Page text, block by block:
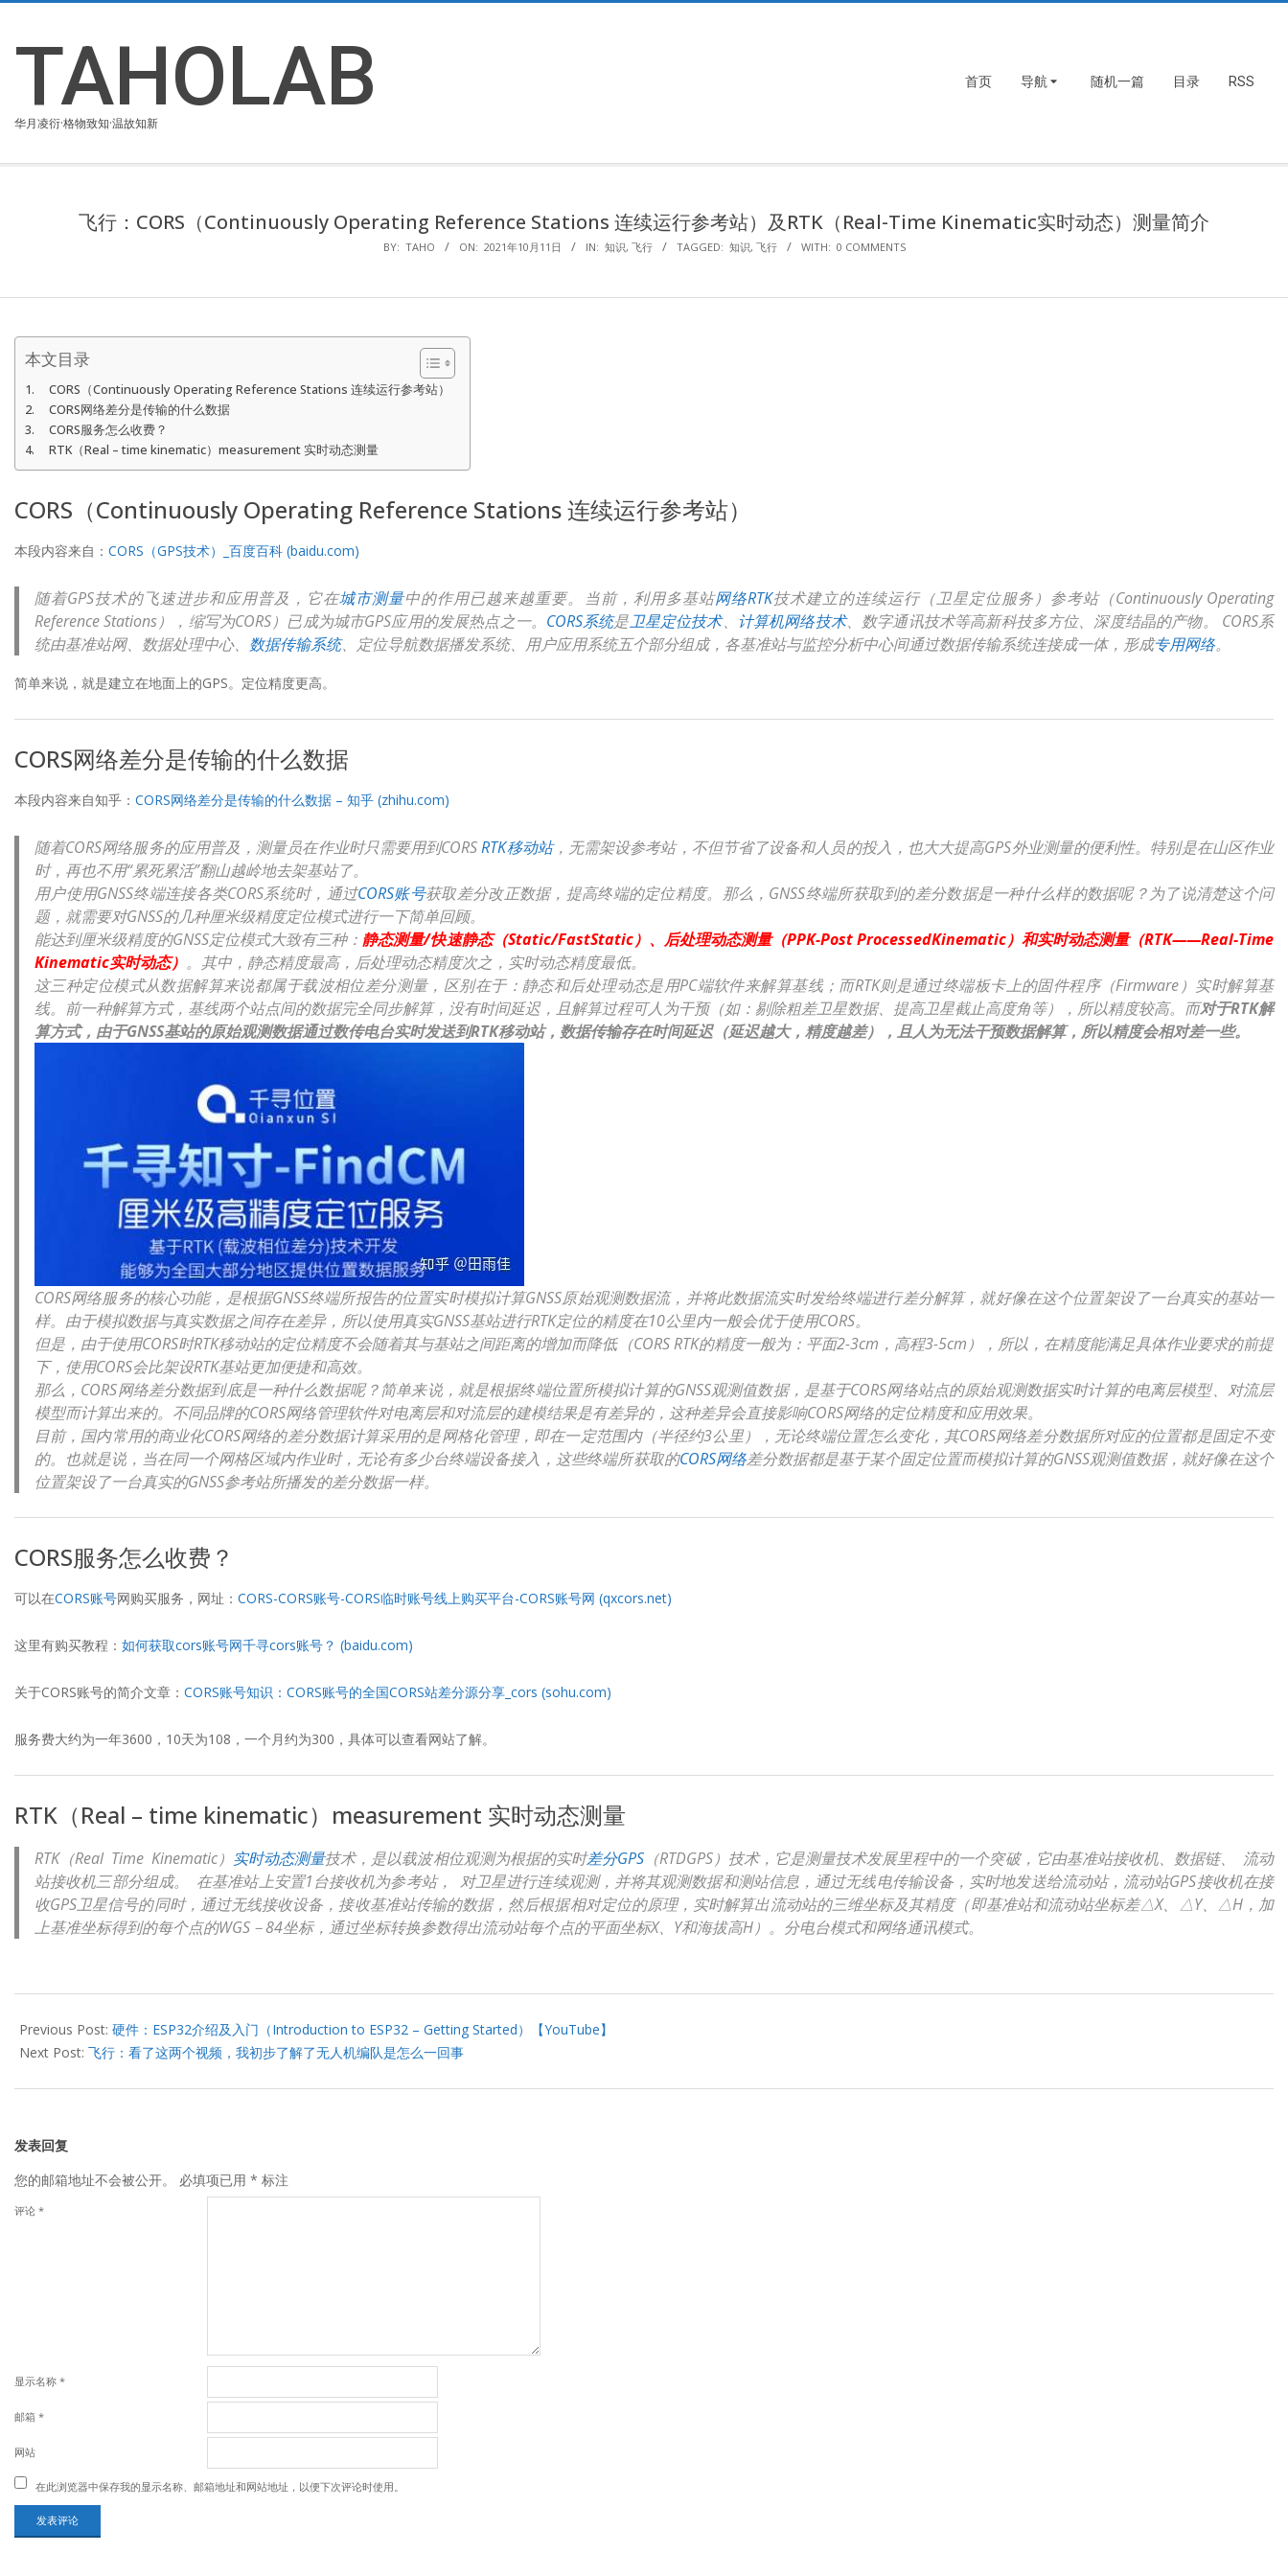
content
TAHOLAB
华月凌衍·格物致知·温故知新
首页 导航 随机一篇 目录 RSS
飞行：CORS（Continuously Operating Reference Stations 连续运行参考站）及RTK（Real-Time Kinematic实时动态）测量简介
BY: TAHO ON: 2021年10月11日 IN: 知识, 飞行 TAGGED: 知识, 飞行 WITH: 0 COMMENTS
本文目录
CORS（Continuously Operating Reference Stations 连续运行参考站）
CORS网络差分是传输的什么数据
CORS服务怎么收费？
RTK（Real – time kinematic）measurement 实时动态测量
CORS（Continuously Operating Reference Stations 连续运行参考站）
本段内容来自： CORS（GPS技术）_百度百科 (baidu.com)
随着GPS技术的飞速进步和应用普及，它在城市测量中的作用已越来越重要。当前，利用多基站网络RTK技术建立的连续运行（卫星定位服务）参考站（Continuously Operating
Reference Stations），缩写为CORS）已成为城市GPS应用的发展热点之一。 CORS系统是卫星定位技术、 计算机网络技术、数字通讯技术等高新科技多方位、深度结晶的产物。 CORS系
统由基准站网、数据处理中心、 数据传输系统、定位导航数据播发系统、用户应用系统五个部分组成，各基准站与监控分析中心间通过数据传输系统连接成一体，形成专用网络。
简单来说，就是建立在地面上的GPS。定位精度更高。
CORS网络差分是传输的什么数据
本段内容来自知乎： CORS网络差分是传输的什么数据 – 知乎 (zhihu.com)
随着CORS网络服务的应用普及，测量员在作业时只需要用到CORSRTK移动站，无需架设参考站，不但节省了设备和人员的投入，也大大提高GPS外业测量的便利性。特别是在山区作业
时，再也不用“累死累活”翻山越岭地去架基站了。
用户使用GNSS终端连接各类CORS系统时，通过CORS账号获取差分改正数据，提高终端的定位精度。那么，GNSS终端所获取到的差分数据是一种什么样的数据呢？为了说清楚这个问
题，就需要对GNSS的几种厘米级精度定位模式进行一下简单回顾。
能达到厘米级精度的GNSS定位模式大致有三种： 静态测量/快速静态（Static/FastStatic）、后处理动态测量（PPK-Post ProcessedKinematic）和实时动态测量（RTK——Real-Time
Kinematic实时动态） 。其中，静态精度最高，后处理动态精度次之，实时动态精度最低。
这三种定位模式从数据解算来说都属于载波相位差分测量，区别在于：静态和后处理动态是用PC端软件来解算基线；而RTK则是通过终端板卡上的固件程序（Firmware）实时解算基
线。前一种解算方式，基线两个站点间的数据完全同步解算，没有时间延迟，且解算过程可人为干预（如：剔除粗差卫星数据、提高卫星截止高度角等），所以精度较高。而对于RTK解
算方式，由于GNSS基站的原始观测数据通过数传电台实时发送到RTK移动站，数据传输存在时间延迟（延迟越大，精度越差），且人为无法干预数据解算，所以精度会相对差一些。
CORS网络服务的核心功能，是根据GNSS终端所报告的位置实时模拟计算GNSS原始观测数据流，并将此数据流实时发给终端进行差分解算，就好像在这个位置架设了一台真实的基站一
样。由于模拟数据与真实数据之间存在差异，所以使用真实GNSS基站进行RTK定位的精度在10公里内一般会优于使用CORS。
但是，由于使用CORS时RTK移动站的定位精度不会随着其与基站之间距离的增加而降低（CORS RTK的精度一般为：平面2-3cm，高程3-5cm），所以，在精度能满足具体作业要求的前提
下，使用CORS会比架设RTK基站更加便捷和高效。
那么，CORS网络差分数据到底是一种什么数据呢？简单来说，就是根据终端位置所模拟计算的GNSS观测值数据，是基于CORS网络站点的原始观测数据实时计算的电离层模型、对流层
模型而计算出来的。不同品牌的CORS网络管理软件对电离层和对流层的建模结果是有差异的，这种差异会直接影响CORS网络的定位精度和应用效果。
目前，国内常用的商业化CORS网络的差分数据计算采用的是网格化管理，即在一定范围内（半径约3公里），无论终端位置怎么变化，其CORS网络差分数据所对应的位置都是固定不变
的。也就是说，当在同一个网格区域内作业时，无论有多少台终端设备接入，这些终端所获取的CORS网络差分数据都是基于某个固定位置而模拟计算的GNSS观测值数据，就好像在这个
位置架设了一台真实的GNSS参考站所播发的差分数据一样。
CORS服务怎么收费？
可以在CORS账号网购买服务，网址： CORS-CORS账号-CORS临时账号线上购买平台-CORS账号网 (qxcors.net)
这里有购买教程： 如何获取cors账号网千寻cors账号？ (baidu.com)
关于CORS账号的简介文章： CORS账号知识：CORS账号的全国CORS站差分源分享_cors (sohu.com)
服务费大约为一年3600，10天为108，一个月约为300，具体可以查看网站了解。
RTK（Real – time kinematic）measurement 实时动态测量
RTK（Real Time Kinematic） 实时动态测量技术，是以载波相位观测为根据的实时差分GPS（RTDGPS）技术，它是测量技术发展里程中的一个突破，它由基准站接收机、数据链、 流动
站接收机三部分组成。 在基准站上安置1台接收机为参考站， 对卫星进行连续观测，并将其观测数据和测站信息，通过无线电传输设备，实时地发送给流动站，流动站GPS接收机在接
收GPS卫星信号的同时，通过无线接收设备，接收基准站传输的数据，然后根据相对定位的原理，实时解算出流动站的三维坐标及其精度（即基准站和流动站坐标差△X、△Y、△H，加
上基准坐标得到的每个点的WGS－84坐标，通过坐标转换参数得出流动站每个点的平面坐标X、Y和海拔高H）。分电台模式和网络通讯模式。
10-
11
Previous Post: 硬件：ESP32介绍及入门（Introduction to ESP32 – Getting Started）【YouTube】
Next Post: 飞行：看了这两个视频，我初步了解了无人机编队是怎么一回事
发表回复
您的邮箱地址不会被公开。
必填项已用 * 标注
评论 *
显示名称 *
邮箱 *
网站
在此浏览器中保存我的显示名称、邮箱地址和网站地址，以便下次评论时使用。